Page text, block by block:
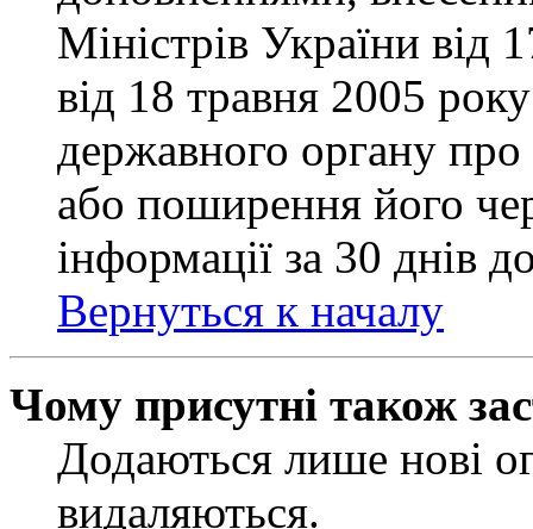
Міністрів України від
від 18 травня 2005
державного органу
або поширення його
інформації за 30 днів
Вернуться к началу
Чому присутні також
Додаються лише нові
видаляються.